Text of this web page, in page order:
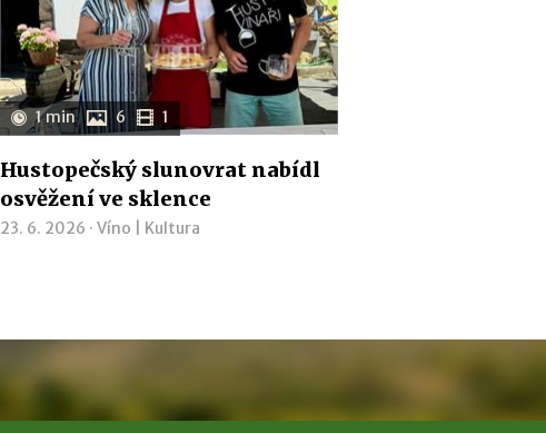
1 min 6 1
Hustopečský slunovrat nabídl
osvěžení ve sklence
23. 6. 2026 ·Víno Kultura